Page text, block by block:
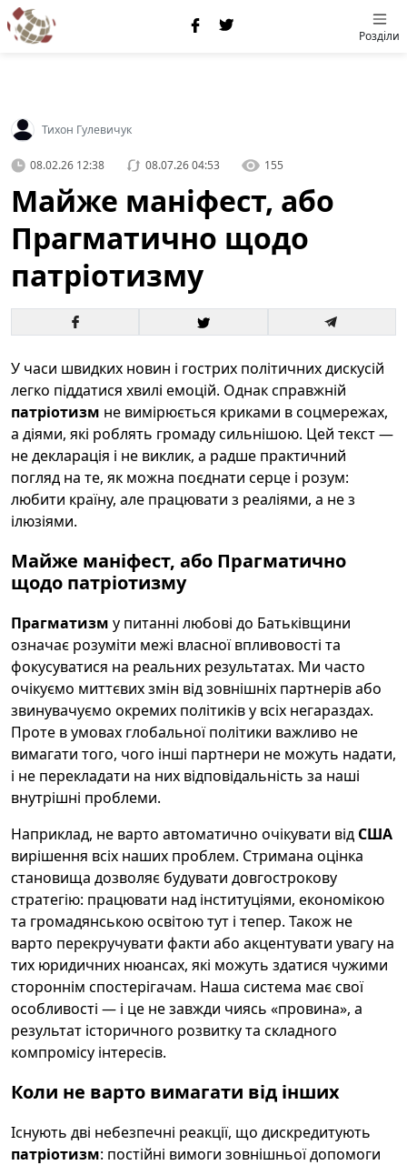
Розділи
Тихон Гулевичук
08.02.26 12:38 08.07.26 04:53 155
Майже маніфест, або
Прагматично щодо
патріотизму
У часи швидких новин і гострих політичних дискусій
легко піддатися хвилі емоцій. Однак справжній
патріотизм не вимірюється криками в соцмережах,
а діями, які роблять громаду сильнішою. Цей текст —
не декларація і не виклик, а радше практичний
погляд на те, як можна поєднати серце і розум:
любити країну, але працювати з реаліями, а не з
ілюзіями.
Майже маніфест, або Прагматично
щодо патріотизму
Прагматизм у питанні любові до Батьківщини
означає розуміти межі власної впливовості та
фокусуватися на реальних результатах. Ми часто
очікуємо миттєвих змін від зовнішніх партнерів або
звинувачуємо окремих політиків у всіх негараздах.
Проте в умовах глобальної політики важливо не
вимагати того, чого інші партнери не можуть надати,
і не перекладати на них відповідальність за наші
внутрішні проблеми.
Наприклад, не варто автоматично очікувати від США
вирішення всіх наших проблем. Стримана оцінка
становища дозволяє будувати довгострокову
стратегію: працювати над інституціями, економікою
та громадянською освітою тут і тепер. Також не
варто перекручувати факти або акцентувати увагу на
тих юридичних нюансах, які можуть здатися чужими
стороннім спостерігачам. Наша система має свої
особливості — і це не завжди чиясь «провина», а
результат історичного розвитку та складного
компромісу інтересів.
Коли не варто вимагати від інших
Існують дві небезпечні реакції, що дискредитують
патріотизм: постійні вимоги зовнішньої допомоги